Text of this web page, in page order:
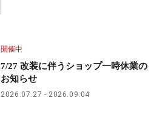
開催中
7/27 改装に伴うショップ一時休業の
お知らせ
2026.07.27 2026.09.04